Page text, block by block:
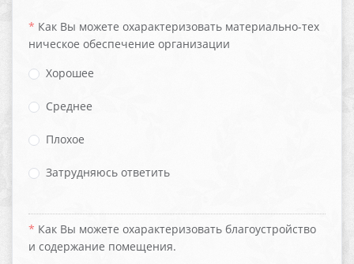
Как Вы можете охарактеризовать материально-тех
ническое обеспечение организации
Хорошее
Среднее
Плохое
Затрудняюсь ответить
Как Вы можете охарактеризовать благоустройство
и содержание помещения.